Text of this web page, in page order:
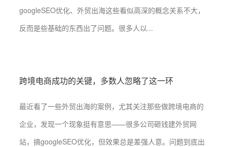
googleSEO优化、外贸出海这些看似高深的概念关系不大，
反而是些基础的东西出了问题。很多人以...
跨境电商成功的关键，多数人忽略了这一环
最近看了一些外贸出海的案例，尤其关注那些做跨境电商的
企业，发现一个现象挺有意思——很多公司砸钱建外贸网
站，搞googleSEO优化，但效果总是差强人意。问题到底出